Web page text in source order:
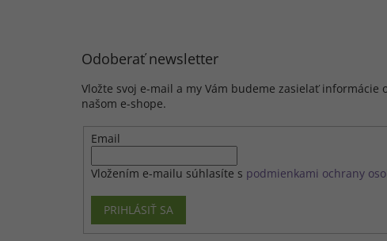
Odoberať newsletter
Vložte svoj e-mail a my Vám budeme zasielať informácie
našom e-shope.
Email
Vložením e-mailu súhlasíte s podmienkami ochrany
PRIHLÁSIŤ SA